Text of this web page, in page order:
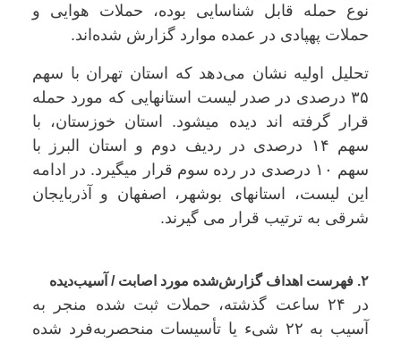
نوع حمله قابل شناسایی بوده، حملات هوایی و
حملات پهپادی در عمده موارد گزارش شده‌اند.
تحلیل اولیه نشان می‌دهد که استان تهران با سهم
۳۵ درصدی در صدر لیست استانهایی که مورد حمله
قرار گرفته اند دیده میشود. استان خوزستان، با
سهم ۱۴ درصدی در ردیف دوم و استان البرز با
سهم ۱۰ درصدی در رده سوم قرار میگیرد. در ادامه
این لیست، استانهای بوشهر، اصفهان و آذربایجان
شرقی به ترتیب قرار می گیرند.
در ۲۴ ساعت گذشته، حملات ثبت شده منجر به
آسیب به ۲۲ شیء یا تأسیسات منحصربه‌فرد شده